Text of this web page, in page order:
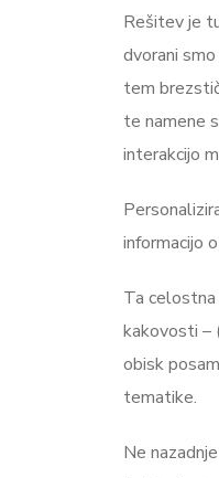
Rešitev je
dvorani
tem
te namene
interakcijo
informacijo
Ta celostna
kakovosti –
obisk
tematike.
Ne